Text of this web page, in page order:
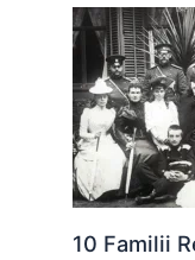
10 Familii